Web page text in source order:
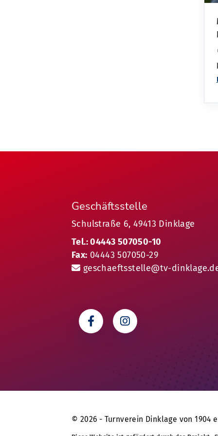
Geschäftsstelle
Schulstraße 6, 49413 Dinklage
Tel.: 04443 507050-10
Fax: 04443 507050-29
geschaeftsstelle@tv-
© 2026 - Turnverein Dinklage von 1904